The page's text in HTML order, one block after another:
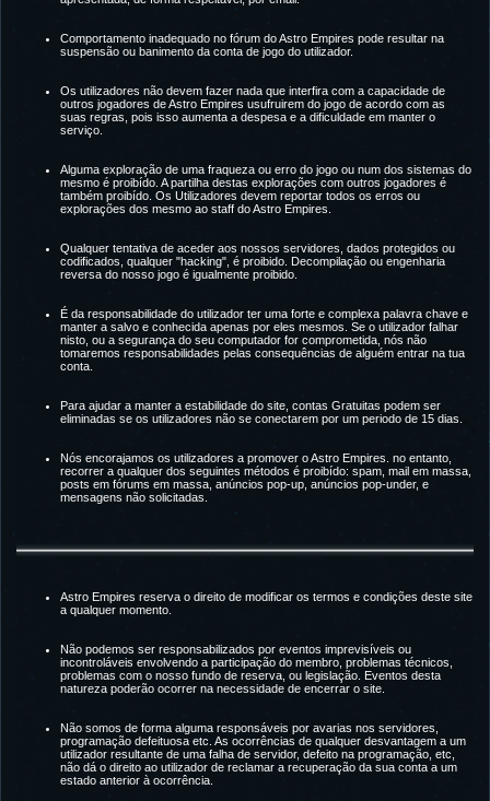
Comportamento inadequado no fórum do Astro Empires pode resultar na
suspensão ou banimento da conta de jogo do utilizador.
Os utilizadores não devem fazer nada que interfira com a capacidade de
outros jogadores de Astro Empires usufruirem do jogo de acordo com as
suas regras, pois isso aumenta a despesa e a dificuldade em manter o
serviço.
Alguma exploração de uma fraqueza ou erro do jogo ou num dos sistemas do
mesmo é proibído. A partilha destas explorações com outros jogadores é
também proibído. Os Utilizadores devem reportar todos os erros ou
explorações dos mesmo ao staff do Astro Empires.
Qualquer tentativa de aceder aos nossos servidores, dados protegidos ou
codificados, qualquer "hacking", é proibido. Decompilação ou engenharia
reversa do nosso jogo é igualmente proibido.
É da responsabilidade do utilizador ter uma forte e complexa palavra chave e
manter a salvo e conhecida apenas por eles mesmos. Se o utilizador falhar
nisto, ou a segurança do seu computador for comprometida, nós não
tomaremos responsabilidades pelas consequências de alguém entrar na tua
conta.
Para ajudar a manter a estabilidade do site, contas Gratuitas podem ser
eliminadas se os utilizadores não se conectarem por um periodo de 15 dias.
Nós encorajamos os utilizadores a promover o Astro Empires. no entanto,
recorrer a qualquer dos seguintes métodos é proibído: spam, mail em massa,
posts em fórums em massa, anúncios pop-up, anúncios pop-under, e
mensagens não solicitadas.
Astro Empires reserva o direito de modificar os termos e condições deste site
a qualquer momento.
Não podemos ser responsabilizados por eventos imprevisíveis ou
incontroláveis envolvendo a participação do membro, problemas técnicos,
problemas com o nosso fundo de reserva, ou legislação. Eventos desta
natureza poderão ocorrer na necessidade de encerrar o site.
Não somos de forma alguma responsáveis por avarias nos servidores,
programação defeituosa etc. As ocorrências de qualquer desvantagem a um
utilizador resultante de uma falha de servidor, defeito na programação, etc,
não dá o direito ao utilizador de reclamar a recuperação da sua conta a um
estado anterior à ocorrência.